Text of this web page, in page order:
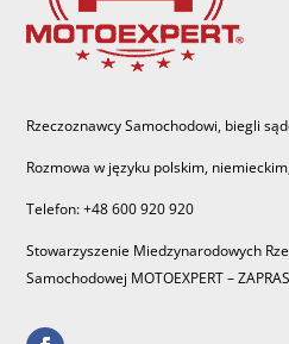
Rzeczoznawcy Samochodowi, biegli
Rozmowa w języku polskim,
Telefon: +48 600 920 920
Stowarzyszenie Miedzynarodowych
Samochodowej MOTOEXPERT –